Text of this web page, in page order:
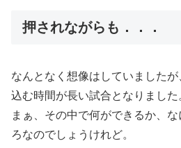
押されながらも．．．
なんとなく想像はしていました
込む時間が長い試合となりました
まぁ、その中で何ができるか、
ろなのでしょうけれど。